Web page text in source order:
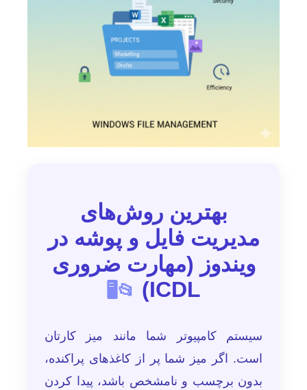
بهترین روش‌های
مدیریت فایل و پوشه در
ویندوز (مهارت ضروری
ICDL)
📂🖥️
سیستم کامپیوتر شما مانند میز کارتان
است. اگر میز شما پر از کاغذهای پراکنده،
بدون برچسب و نامشخص باشد، پیدا کردن